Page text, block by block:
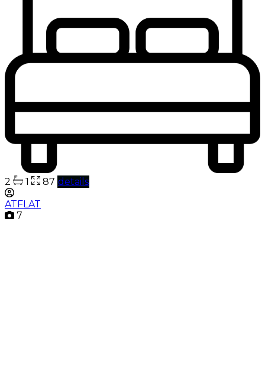
2 1 87 details
ATFLAT
7